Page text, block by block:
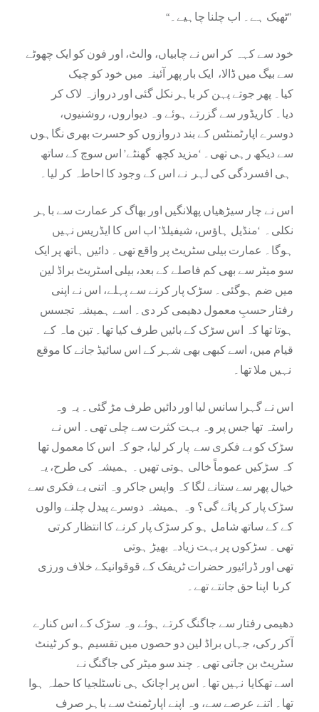
“ٹھیک ہے۔ اب چلنا چاہیے۔”
خود سے کہہ کر اس نے چابیاں، والٹ، اور فون کو ایک چھوٹے
سے بیگ میں ڈالا، ایک بار پھر آئینہ میں خود کو چیک
کیا۔ پھر جوتے پہن کر باہر نکل گئی اور دروازہ لاک کر
دیا۔ کاریڈور سے گزرتے ہوئے وہ دیواروں، روشنیوں،
دوسرے اپارٹمنٹس کے بند دروازوں کو حسرت بھری نگاہوں
سے دیکھ رہی تھی۔ ‘مزید کچھ گھنٹے’ اس سوچ کے ساتھ
ہی افسردگی کی لہر نے اس کے وجود کا احاطہ کر لیا۔
اس نے چار سیڑھیاں پھلانگیں اور بھاگ کر عمارت سے باہر
نکلی۔ ‘منڈیل ہاؤس، شیفیلڈ’ اب اس کا ایڈریس نہیں
ہوگا۔ عمارت بیلی سٹریٹ پر واقع تھی۔ دائیں ہاتھ پر ایک
سو میٹر سے بھی کم فاصلے کے بعد، بیلی اسٹریٹ براڈ لین
میں ضم ہوگئی۔ سڑک پار کرنے سے پہلے، اس نے اپنی
رفتار حسبِ معمول دھیمی کر دی۔ اسے ہمیشہ تجسس
ہوتا تھا کہ اس سڑک کے بائیں طرف کیا تھا۔ تین ماہ کے
قیام میں، اسے کبھی بھی شہر کے اس سائیڈ جانے کا موقع
نہیں ملا تھا۔
اس نے گہرا سانس لیا اور دائیں طرف مڑ گئی۔ یہ وہ
راستہ تھا جس پر وہ بہت کثرت سے چلی تھی۔ اس نے
سڑک کو بے فکری سے پار کر لیا، جو کہ اس کا معمول تھا
کہ سڑکیں عموماً خالی ہوتی تھیں۔ ہمیشہ کی طرح، یہ
خیال پھر سے ستانے لگا کہ واپس جاکر وہ اتنی بے فکری سے
سڑک پار کر پائے گی؟ وہ ہمیشہ دوسرے پیدل چلنے والوں
کے کے ساتھ شامل ہو کر سڑک پار کرنے کا انتظار کرتی
تھی۔ سڑکوں پر بہت زیادہ بھیڑ ہوتی
تھی اور ڈرائیور حضرات ٹریفک کے قوقوانیکے خلاف ورزی
کرںا اپنا حق جانتے تھے۔
دھیمی رفتار سے جاگنگ کرتے ہوئے وہ سڑک کے اس کنارے
آکر رکی، جہاں براڈ لین دو حصوں میں تقسیم ہو کر ٹینٹ
سٹریٹ بن جاتی تھی۔ چند سو میٹر کی جاگنگ نے
اسے تھکایا نہیں تھا۔ اس پر اچانک ہی ناسٹلجیا کا حملہ ہوا
تھا۔ اتنے عرصے سے، وہ اپنے اپارٹمنٹ سے باہر صرف